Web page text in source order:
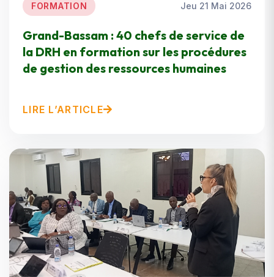
FORMATION Jeu 21 Mai 2026
Grand-Bassam : 40 chefs de service de
la DRH en formation sur les procédures
de gestion des ressources humaines
LIRE L’ARTICLE